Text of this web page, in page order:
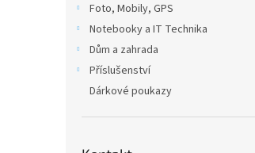
Foto, Mobily, GPS
Notebooky a IT Technika
Dům a zahrada
Příslušenství
Dárkové poukazy